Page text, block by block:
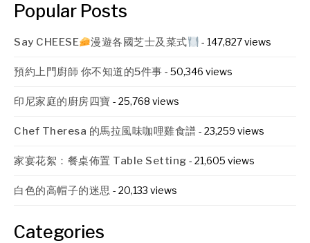
Popular Posts
Say CHEESE 漫遊各國芝士及菜式 - 147,827 views
預約上門廚師 你不知道的5件事 - 50,346 views
印尼家庭的廚房四寶 - 25,768 views
Chef Theresa 的馬拉風味咖哩雞食譜 - 23,259 views
家宴花絮：餐桌佈置 Table Setting - 21,605 views
白色的高帽子的迷思 - 20,133 views
Categories